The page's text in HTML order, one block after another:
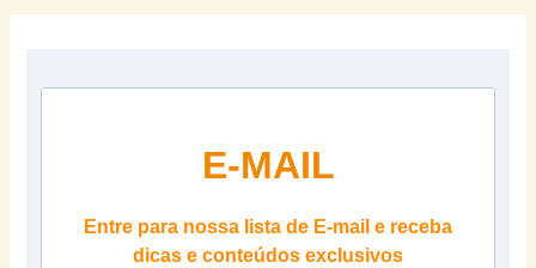
E-MAIL
Entre para nossa lista de E-mail e receba
dicas e conteúdos exclusivos